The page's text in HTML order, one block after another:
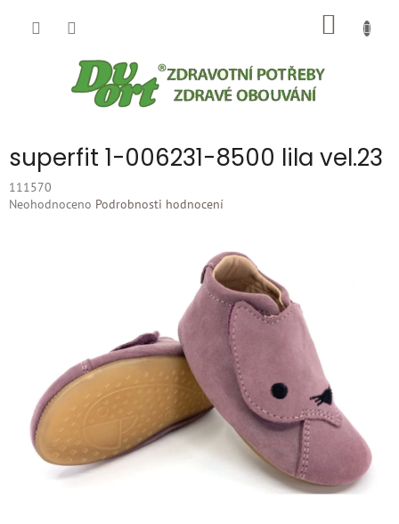
superfit 1-006231-8500 lila vel.23
111570
Průměrné
Neohodnoceno Podrobnosti hodnocení